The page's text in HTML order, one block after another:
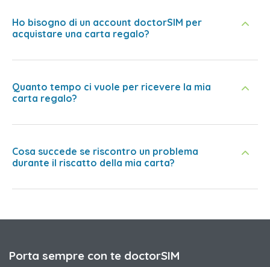
Ho bisogno di un account doctorSIM per
acquistare una carta regalo?
Quanto tempo ci vuole per ricevere la mia
carta regalo?
Cosa succede se riscontro un problema
durante il riscatto della mia carta?
Porta sempre con te doctorSIM